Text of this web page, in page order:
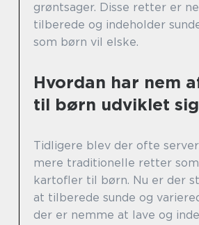
grøntsager. Disse retter er
tilberede og indeholder
som børn vil elske.
Hvordan har nem
til børn udviklet
Tidligere blev der ofte
mere traditionelle retter
kartofler til børn. Nu er der
at tilberede sunde og
der er nemme at lave og